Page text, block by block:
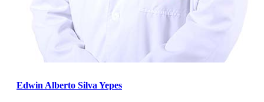
Edwin Alberto Silva Yepes